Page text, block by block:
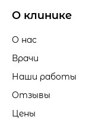
Лазерная
Эрбиевый лазер
О клинике
О нас
Врачи
Наши работы
Отзывы
Цены